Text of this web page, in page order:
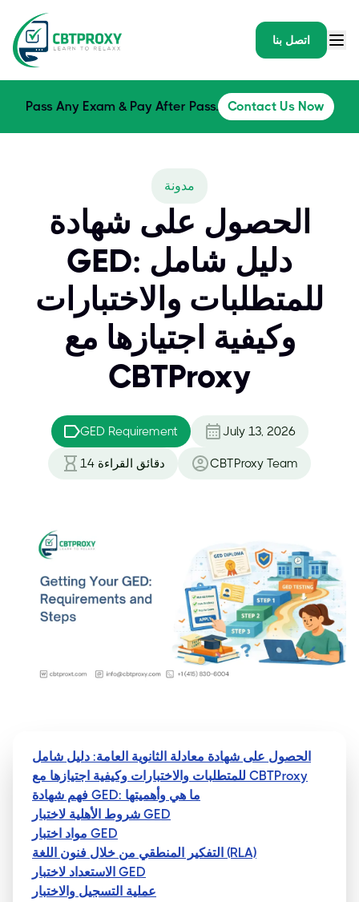
اتصل بنا
Pass Any Exam & Pay After Pass. Contact Us Now
مدونة
الحصول على شهادة
GED: دليل شامل
للمتطلبات والاختبارات
وكيفية اجتيازها مع
CBTProxy
GED Requirement July 13, 2026
14 دقائق القراءة CBTProxy Team
الحصول على شهادة معادلة الثانوية العامة: دليل شامل
للمتطلبات والاختبارات وكيفية اجتيازها مع CBTProxy
فهم شهادة GED: ما هي وأهميتها
شروط الأهلية لاختبار GED
مواد اختبار GED
التفكير المنطقي من خلال فنون اللغة (RLA)
الاستعداد لاختبار GED
عملية التسجيل والاختبار